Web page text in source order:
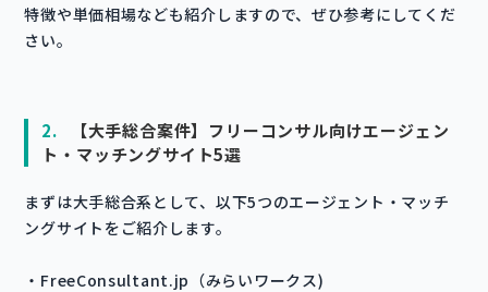
特徴や単価相場なども紹介しますので、ぜひ参考にしてくだ
さい。
2.
【大手総合案件】フリーコンサル向けエージェン
ト・マッチングサイト5選
まずは大手総合系として、以下5つのエージェント・マッチ
ングサイトをご紹介します。
・FreeConsultant.jp（みらいワークス)